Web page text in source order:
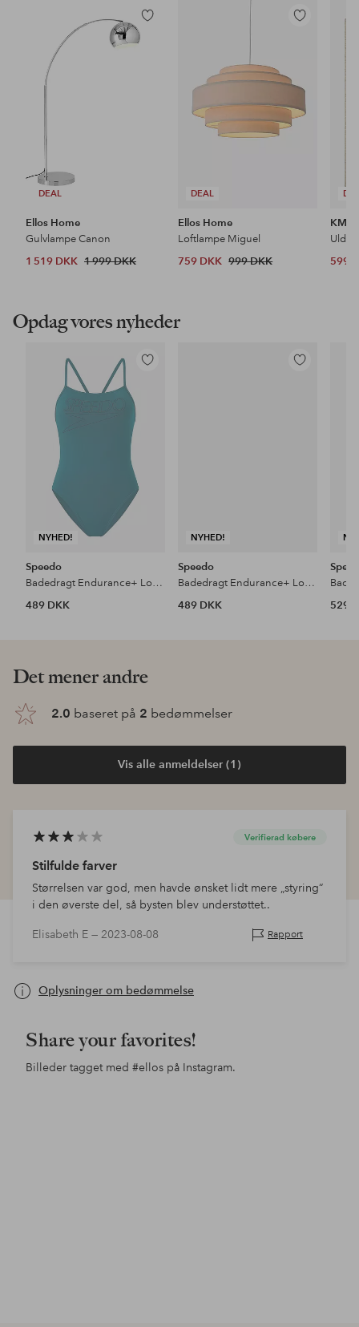
DEAL
Tilføj
til
Ellos Home
Gulvlampe Canon
1 519 DKK 1 999 DKK
DEAL
Tilføj
Ellos Home
Loftlampe Miguel
759 DKK 999 DKK
KM
599
Opdag vores nyheder
NYHED!
Tilføj
Speedo
Badedragt Endurance+ Logo Thin Strap Swimsuit
489 DKK
NYHED!
Tilføj
Speedo
Badedragt Endurance+ Logo Thin Strap Swimsuit
489 DKK
529
Det mener andre
2.0 baseret på 2 bedømmelser
Vis alle anmeldelser (1)
Verifierad købere
Stilfulde farver
Størrelsen var god, men havde ønsket lidt mere „styring“
i den øverste del, så bysten blev understøttet..
Elisabeth E — 2023-08-08 Rapport
Oplysninger om bedømmelse
Share your favorites!
Billeder tagget med #ellos på Instagram.